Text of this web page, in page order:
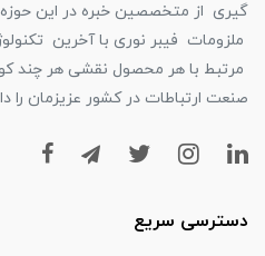
گیری از متخصصین خبره در این
ملزومات فیبر نوری با آخرین
مرتبط با هر محصول نقشی هر چند
صنعت ارتباطات در کشور عزیزمان را
دسترسی سریع